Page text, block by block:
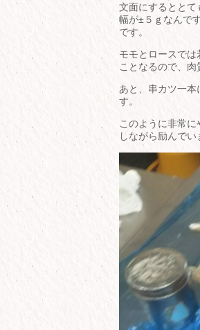
文面にするととて
幅が±５ｇなんで
です。
モモとロースで
ことなるので、肉
あと、串カツ一
す。
このように非常
しながら励んで